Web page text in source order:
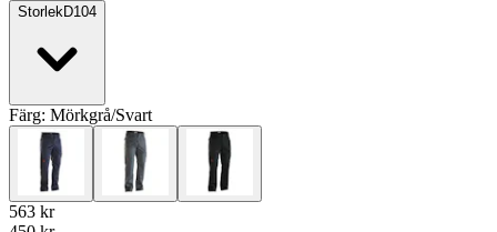
Storlek D104
Färg: Mörkgrå/Svart
563 kr